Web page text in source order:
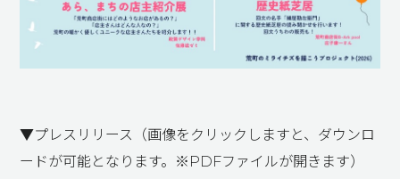
▼プレスリリース（画像をクリックしますと、ダウンロ
ードが可能となります。※PDFファイルが開きます）